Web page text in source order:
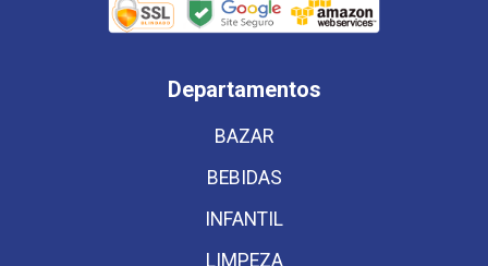
Departamentos
BAZAR
BEBIDAS
INFANTIL
LIMPEZA